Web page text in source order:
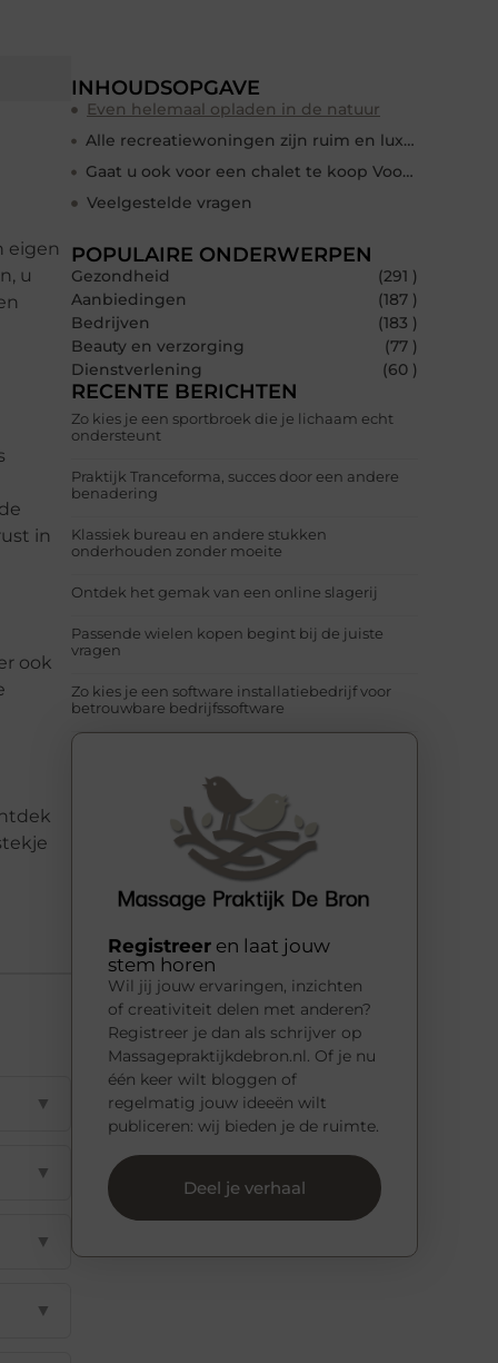
eigen
u
in
ook
▼
▼
▼
▼
INHOUDSOPGAVE
Even helemaal opladen in de natuur
Alle recreatiewoningen zijn ruim en luxe opgezet
Gaat u ook voor een chalet te koop Voorthuizen?
Veelgestelde vragen
POPULAIRE ONDERWERPEN
Gezondheid
(291 )
Aanbiedingen
(187 )
Bedrijven
(183 )
Beauty en verzorging
(77 )
Dienstverlening
(60 )
RECENTE BERICHTEN
Zo kies je een sportbroek die je lichaam echt
ondersteunt
Praktijk Tranceforma, succes door een andere
benadering
Klassiek bureau en andere stukken
onderhouden zonder moeite
Ontdek het gemak van een online slagerij
Passende wielen kopen begint bij de juiste
vragen
Zo kies je een software installatiebedrijf voor
betrouwbare bedrijfssoftware
Registreer en laat jouw
stem horen
Wil jij jouw ervaringen, inzichten
of creativiteit delen met anderen?
Registreer je dan als schrijver op
Massagepraktijkdebron.nl. Of je nu
één keer wilt bloggen of
regelmatig jouw ideeën wilt
publiceren: wij bieden je de ruimte.
Deel je verhaal